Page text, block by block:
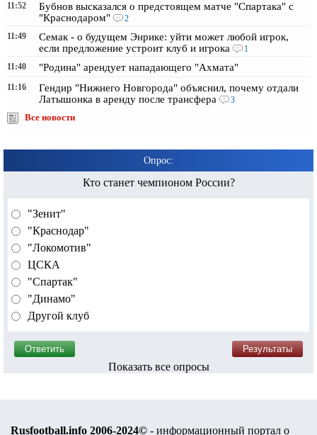
11:52
Бубнов высказался о предстоящем матче "Спартака" с
"Краснодаром"
2
11:49
Семак - о будущем Энрике: уйти может любой игрок,
если предложение устроит клуб и игрока
1
11:40
"Родина" арендует нападающего "Ахмата"
11:16
Гендир "Нижнего Новгорода" объяснил, почему отдали
Латышонка в аренду после трансфера
3
Все новости
Опрос:
Кто станет чемпионом России?
"Зенит"
"Краснодар"
"Локомотив"
ЦСКА
"Спартак"
"Динамо"
Другой клуб
Показать все опросы
Rusfootball.info 2006-2024© - информационный портал о